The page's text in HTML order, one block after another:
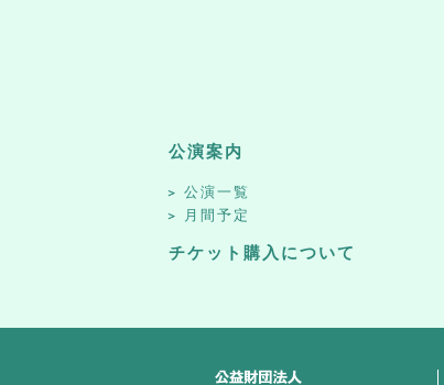
公演案内
公演一覧
月間予定
チケット購入について